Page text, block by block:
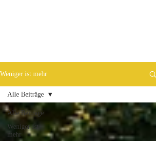
Weniger ist mehr
Alle Beiträge
Weniger ist
mehr
Alle Beiträge